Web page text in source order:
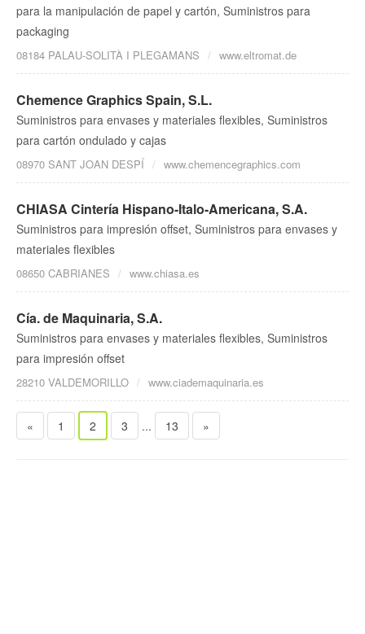
para la manipulación de papel y cartón, Suministros para
packaging
08184 PALAU-SOLITÀ I PLEGAMANS www.eltromat.de
Chemence Graphics Spain, S.L.
Suministros para envases y materiales flexibles, Suministros
para cartón ondulado y cajas
08970 SANT JOAN DESPÍ www.chemencegraphics.com
CHIASA Cintería Hispano-Italo-Americana, S.A.
Suministros para impresión offset, Suministros para envases y
materiales flexibles
08650 CABRIANES www.chiasa.es
Cía. de Maquinaria, S.A.
Suministros para envases y materiales flexibles, Suministros
para impresión offset
28210 VALDEMORILLO www.ciademaquinaria.es
« 1 2 3 ... 13 »